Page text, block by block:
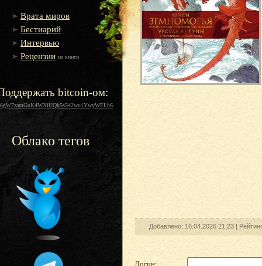
Врата миров
Бестиарий
Интервью
Рецензии на книги
bitcoin-ом:
Облако тегов
Добавлено: 16.04.2026 21:23 |
Логин: